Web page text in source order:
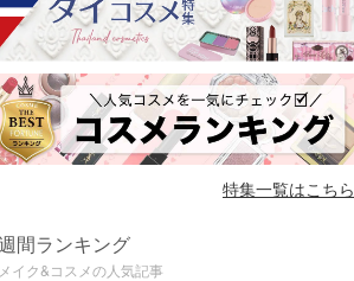
特集一覧はこちら
間ランキング
メイク&コスメの人気記事